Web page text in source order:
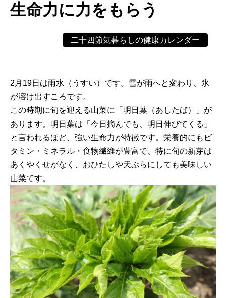
生命力に力をもらう
二十四節気暮らしの健康カレンダー
2月19日は雨水（うすい）です。雪が雨へと変わり、氷
が溶け出すころです。
この時期に旬を迎える山菜に「明日葉（あしたば）」が
あります。明日葉は「今日摘んでも、明日伸びてくる」
と言われるほど、強い生命力が特徴です。栄養的にもビ
タミン・ミネラル・食物繊維が豊富で、特に旬の新芽は
あくやくせがなく、おひたしや天ぷらにしても美味しい
山菜です。